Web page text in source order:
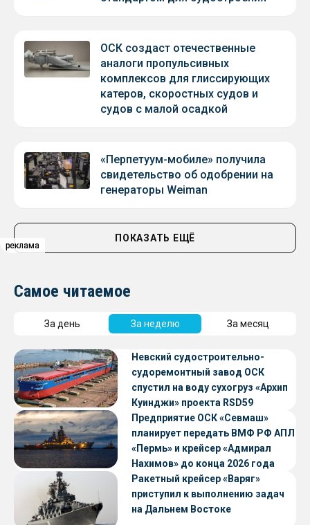
реклама
реклама
реклама
ОСК создаст отечественные
аналоги пропульсивных
комплексов для глиссирующих
катеров, скоростных судов и
судов с малой осадкой
«Перпетуум-мобиле» получила
свидетельство об одобрении на
генераторы Weiman
ПОКАЗАТЬ ЕЩЁ
Самое читаемое
За день За неделю За месяц
Невский судостроительно-
судоремонтный завод ОСК
спустил на воду сухогруз «Архип
Куинджи» проекта RSD59
Предприятие ОСК «Севмаш»
планирует передать ВМФ РФ АПЛ
«Пермь» и крейсер «Адмирал
Нахимов» до конца 2026 года
Ракетный крейсер «Варяг»
приступил к выполнению задач
на Дальнем Востоке